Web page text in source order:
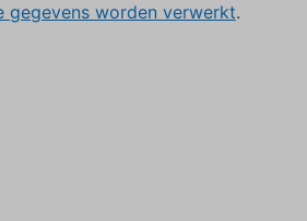
gegevens worden verwerkt.